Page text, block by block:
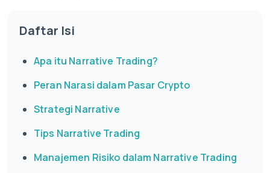
Daftar Isi
Apa itu Narrative Trading?
Peran Narasi dalam Pasar Crypto
Strategi Narrative
Tips Narrative Trading
Manajemen Risiko dalam Narrative Trading